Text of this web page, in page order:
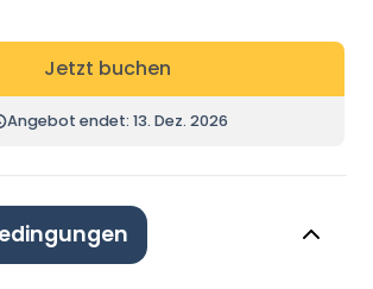
Jetzt buchen
Angebot endet: 13. Dez. 2026